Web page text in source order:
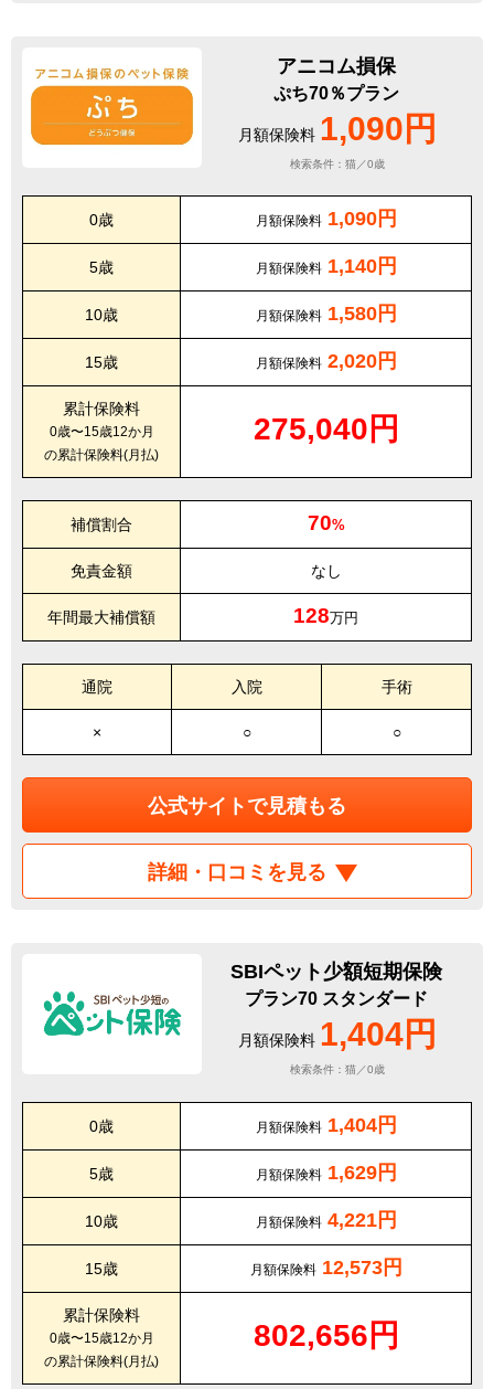
アニコム損保
ぷち70％プラン
月額保険料 1,090円
検索条件：猫／0歳
0歳 月額保険料 1,090円
5歳 月額保険料 1,140円
10歳 月額保険料 1,580円
15歳 月額保険料 2,020円
累計保険料
0歳〜15歳12か月
の累計保険料(月払)
275,040円
補償割合 70%
免責金額 なし
年間最大補償額 128万円
通院 入院 手術
× ○ ○
公式サイトで見積もる
詳細・口コミを見る
SBIペット少額短期保険
プラン70 スタンダード
月額保険料 1,404円
検索条件：猫／0歳
0歳 月額保険料 1,404円
5歳 月額保険料 1,629円
10歳 月額保険料 4,221円
15歳 月額保険料 12,573円
累計保険料
0歳〜15歳12か月
の累計保険料(月払)
802,656円